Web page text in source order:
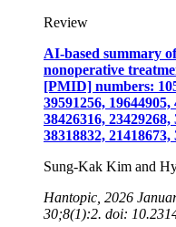
Review
AI-based summary
nonoperative
[PMID] numbers:
39591256, 19644905,
38426316, 23429268,
38318832,
Sung-Kak Kim and
Hantopic, 2026
30;8(1):2. doi: